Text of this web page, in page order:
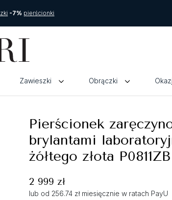
-7% pierścionki
Zawieszki Obrączki
Pierścionek
brylantami
żółtego złota
2 999 zł
lub od 256.74 zł miesięcznie w ratach PayU